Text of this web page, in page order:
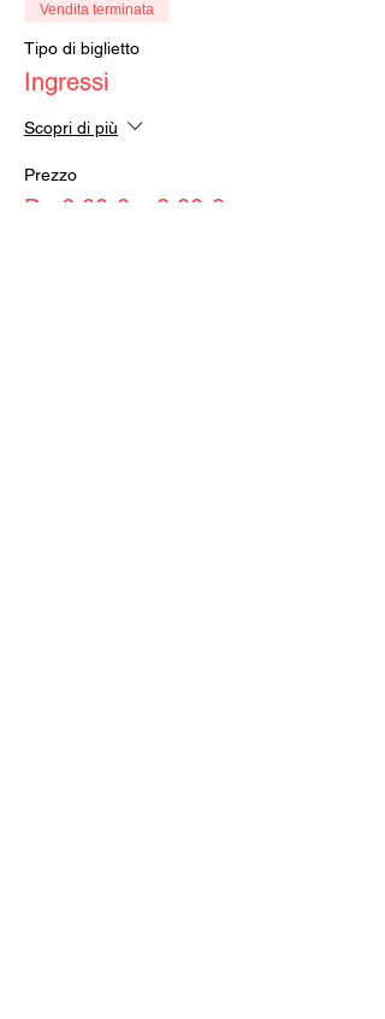
Vendita terminata
Tipo di biglietto
Ingressi
Scopri di più
Prezzo
Da 6,00 € a 8,00 €